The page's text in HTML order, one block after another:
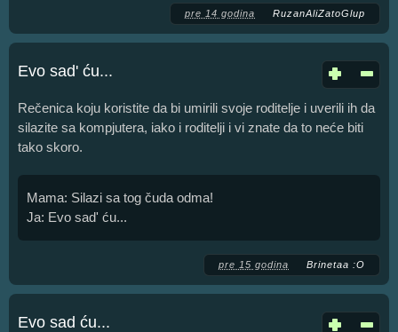
pre 14 godina RuzanAliZatoGlup
Evo sad' ću...
Rečenica koju koristite da bi umirili svoje roditelje i uverili ih da
silazite sa kompjutera, iako i roditelji i vi znate da to neće biti
tako skoro.
Mama: Silazi sa tog čuda odma!
Ja: Evo sad' ću...
pre 15 godina Brinetaa :O
Evo sad ću...